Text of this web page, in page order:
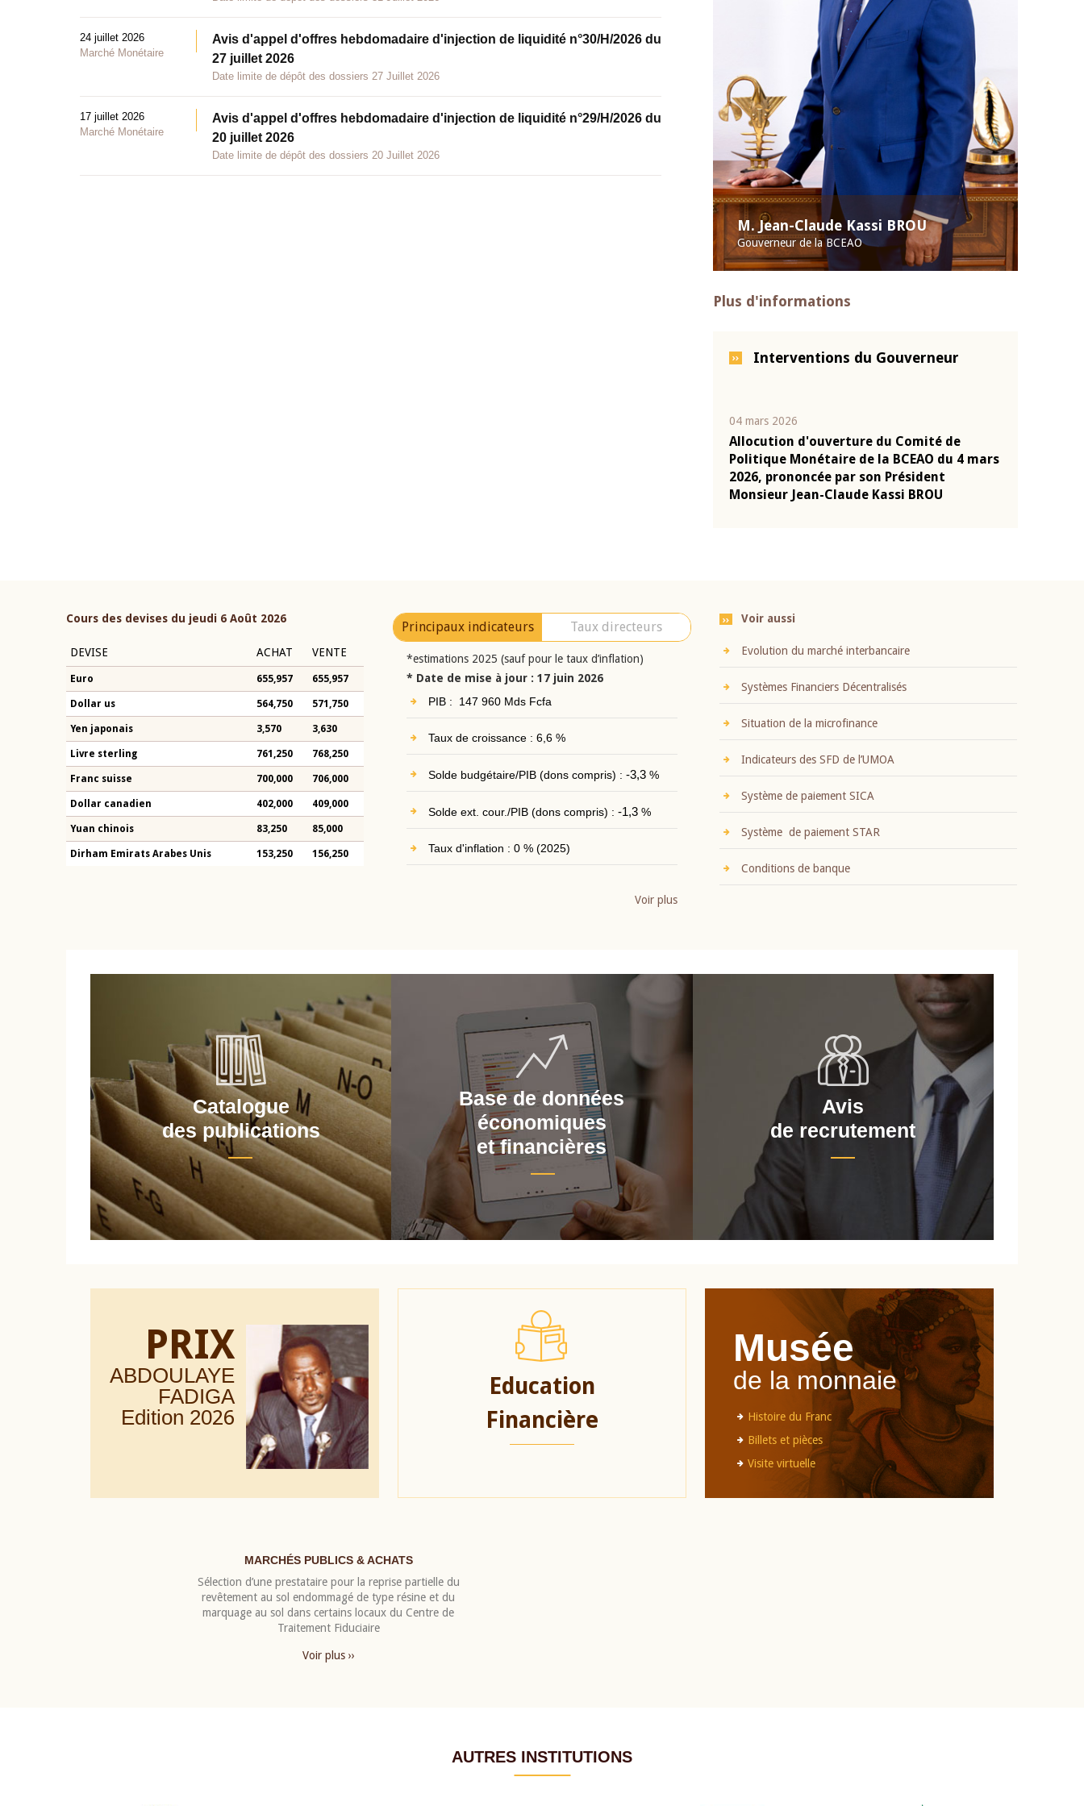
M. Jean-Claude Kassi BROU
Gouverneur de la BCEAO
Plus d'informations
Interventions du Gouverneur
04 mars 2026
Allocution d'ouverture du Comité de
Politique Monétaire de la BCEAO du 4 mars
2026, prononcée par son Président
Monsieur Jean-Claude Kassi BROU
24 juillet 2026
Marché Monétaire
Avis d'appel d'offres hebdomadaire d'injection de liquidité n°30/H/2026 du
27 juillet 2026
Date limite de dépôt des dossiers 27 Juillet 2026
17 juillet 2026
Marché Monétaire
Avis d'appel d'offres hebdomadaire d'injection de liquidité n°29/H/2026 du
20 juillet 2026
Date limite de dépôt des dossiers 20 Juillet 2026
Cours des devises du jeudi 6 Août 2026
DEVISE ACHAT VENTE
Euro 655,957 655,957
Dollar us 564,750 571,750
Yen japonais 3,570 3,630
Livre sterling 761,250 768,250
Franc suisse 700,000 706,000
Dollar canadien 402,000 409,000
Yuan chinois 83,250 85,000
Dirham Emirats Arabes Unis 153,250 156,250
Principaux indicateurs Taux directeurs
*estimations 2025 (sauf pour le taux d’inflation)
* Date de mise à jour : 17 juin 2026
PIB : 147 960 Mds Fcfa
Taux de croissance : 6,6 %
Solde budgétaire/PIB (dons compris) : -3,3%
Solde ext. cour./PIB (dons compris) : -1,3%
Taux d'inflation : 0 % (2025)
Voir plus
Voir aussi
Evolution du marché interbancaire
Systèmes Financiers Décentralisés
Situation de la microfinance
Indicateurs des SFD de l’UMOA
Système de paiement SICA
Système de paiement STAR
Conditions de banque
Catalogue
des publications
Base de données
économiques
et financières
Avis
de recrutement
PRIX
ABDOULAYE
FADIGA
Edition 2026
Education
Financière
Musée
de la monnaie
Histoire du Franc
Billets et pièces
Visite virtuelle
MARCHÉS PUBLICS & ACHATS
Sélection d’une prestataire pour la reprise partielle du
revêtement au sol endommagé de type résine et du
marquage au sol dans certains locaux du Centre de
Traitement Fiduciaire
Voir plus ››
AUTRES INSTITUTIONS